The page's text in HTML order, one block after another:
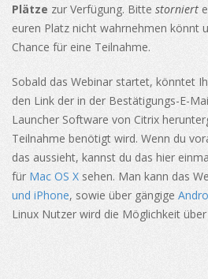
Plätze zur Verfügung. Bitte storniert
euren Platz nicht wahrnehmen könnt
Chance für eine Teilnahme.
Sobald das Webinar startet, könntet
den Link der in der Bestätigungs-E-
Launcher Software von Citrix
Teilnahme benötigt wird. Wenn du
das aussieht, kannst du das hier
für Mac OS X sehen. Man kann das
und iPhone, sowie über gängige
Linux Nutzer wird die Möglichkeit